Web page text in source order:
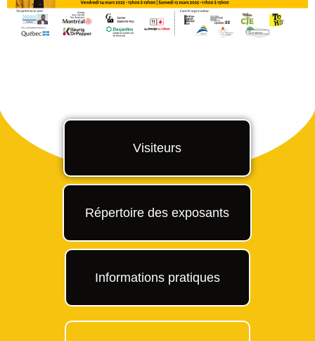
Visiteurs
Répertoire des exposants
Informations pratiques